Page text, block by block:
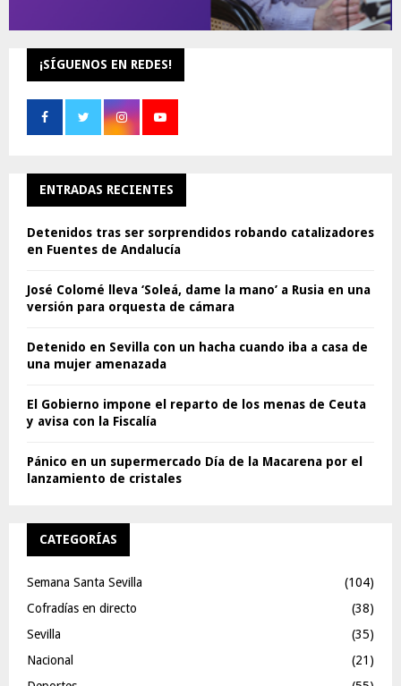
¡SÍGUENOS EN REDES!
ENTRADAS RECIENTES
Detenidos tras ser sorprendidos robando catalizadores
en Fuentes de Andalucía
José Colomé lleva ‘Soleá, dame la mano’ a Rusia en una
versión para orquesta de cámara
Detenido en Sevilla con un hacha cuando iba a casa de
una mujer amenazada
El Gobierno impone el reparto de los menas de Ceuta
y avisa con la Fiscalía
Pánico en un supermercado Día de la Macarena por el
lanzamiento de cristales
CATEGORÍAS
Semana Santa Sevilla
(104)
Cofradías en directo
(38)
Sevilla
(35)
Nacional
(21)